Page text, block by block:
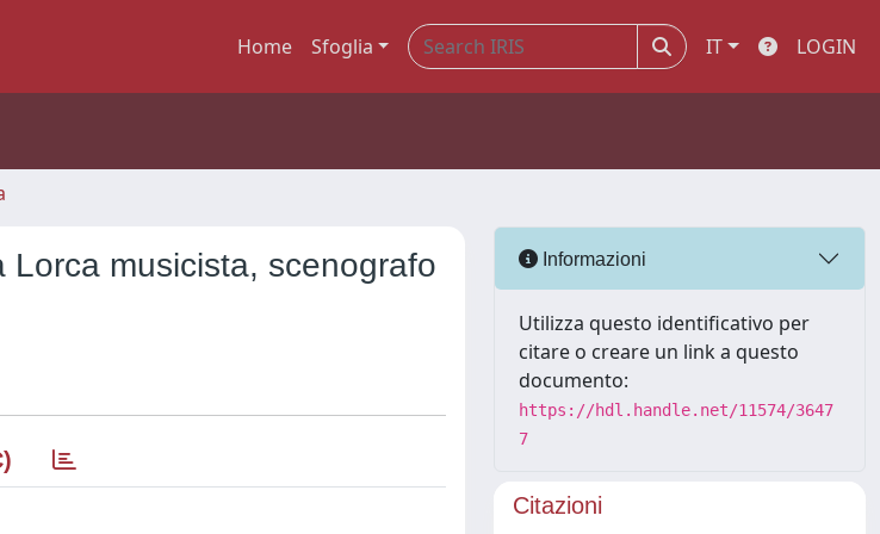
Home Sfoglia IT LOGIN
musicista, scenografo
Informazioni
Utilizza questo identificativo per
citare o creare un link a questo
documento:
https://hdl.handle.net/11574/3647
7
Citazioni